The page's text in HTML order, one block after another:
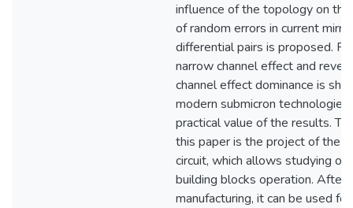
influence of the topology on
of random errors in current
differential pairs is proposed.
narrow channel effect and
channel effect dominance is
modern submicron
practical value of the results.
this paper is the project of the
circuit, which allows studying of
building blocks operation. After
manufacturing, it can be used